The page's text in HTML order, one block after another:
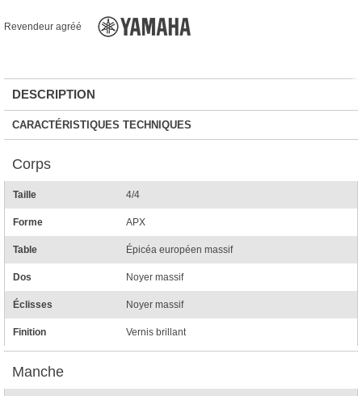
Revendeur agréé
DESCRIPTION
CARACTÉRISTIQUES TECHNIQUES
Corps
Taille 4/4
Forme APX
Table Épicéa européen massif
Dos Noyer massif
Éclisses Noyer massif
Finition Vernis brillant
Manche